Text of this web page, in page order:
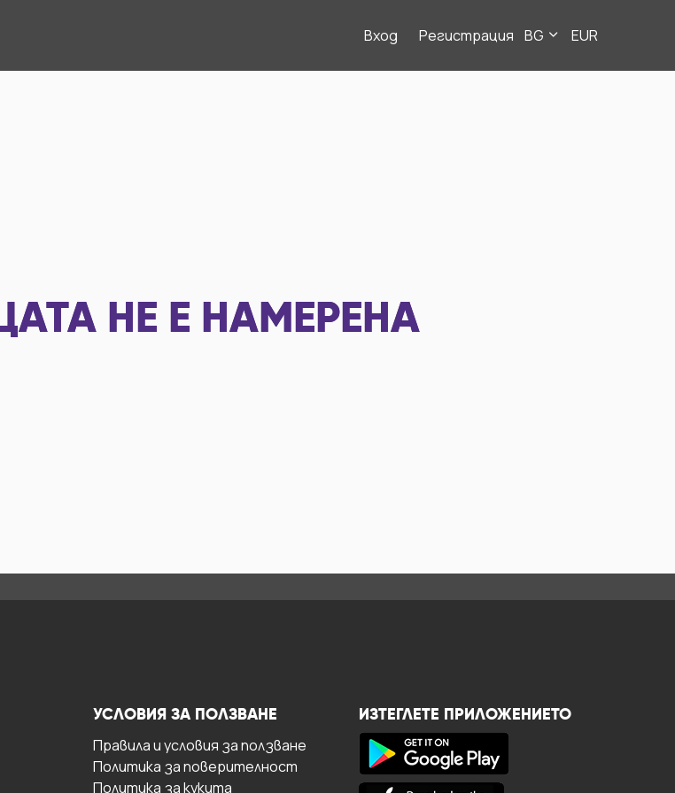
Вход Регистрация BG EUR
НЕ Е НАМЕРЕНА
УСЛОВИЯ ЗА ПОЛЗВАНЕ
Правила и условия за ползване
Политика за поверителност
Политика за кукита
ИЗТЕГЛЕТЕ ПРИЛОЖЕНИЕТО